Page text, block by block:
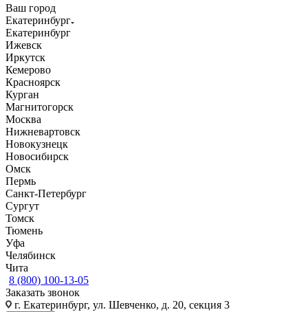
Ваш город
Екатеринбург
Екатеринбург
Ижевск
Иркутск
Кемерово
Красноярск
Курган
Магнитогорск
Москва
Нижневартовск
Новокузнецк
Новосибирск
Омск
Пермь
Санкт-Петербург
Сургут
Томск
Тюмень
Уфа
Челябинск
Чита
8 (800) 100-13-05
Заказать звонок
г. Екатеринбург, ул. Шевченко, д. 20, секция 3